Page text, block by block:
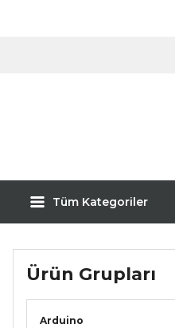
Tüm Kategoriler
Ürün Grupları
Arduino